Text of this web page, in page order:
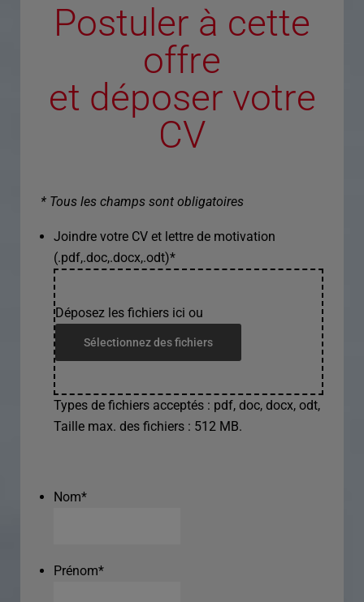
Postuler à cette
offre
et déposer votre
CV
* Tous les champs sont obligatoires
Joindre votre CV et lettre de motivation
(.pdf,.doc,.docx,.odt)*
Déposez les fichiers ici ou
Sélectionnez des fichiers
Types de fichiers acceptés : pdf, doc, docx, odt,
Taille max. des fichiers : 512 MB.
Nom*
Prénom*